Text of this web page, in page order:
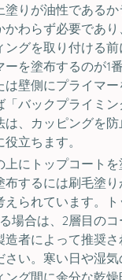
塗りが油性である
かわらず必要であ
ングを取り付ける
ーを塗布するのが1
は壁側にプライマ
「バックプライミン
は、カッピングを
立ちます。
上にトップコート
布するには刷毛塗
えられています。
場合は、2層目の
造者によって推奨
さい。寒い日や湿